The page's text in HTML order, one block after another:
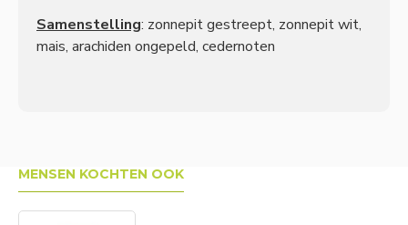
Samenstelling: zonnepit gestreept, zonnepit wit,
mais, arachiden ongepeld, cedernoten
MENSEN KOCHTEN OOK